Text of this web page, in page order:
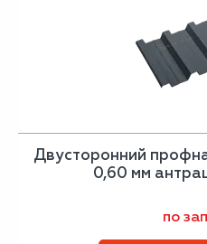
Двусторонний
0,60 мм
по